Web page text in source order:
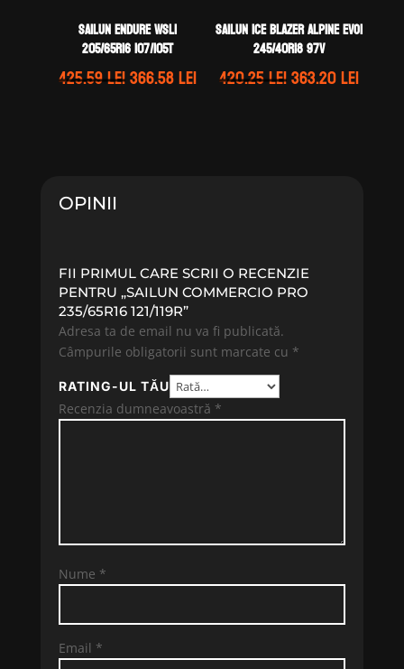
Sailun ENDURE WSL1
205/65R16 107/105T
425.59leiPrețul
366.58leiPrețul
Sailun ICE BLAZER ALPINE EVO1
245/40R18 97V
420.25leiPrețul
363.20leiPrețul
OPINII
FII PRIMUL CARE SCRII O RECENZIE
PENTRU „SAILUN COMMERCIO PRO
235/65R16 121/119R”
Adresa ta de email nu va fi publicată.
Câmpurile obligatorii sunt marcate cu *
RATING-UL TĂU
Recenzia dumneavoastră *
Nume *
Email *